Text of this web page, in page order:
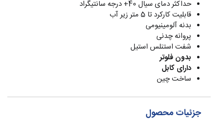
حداکثر دمای سیال 40+ درجه سانتیگراد
قابلیت کارکرد تا 5 متر زیر آب
بدنه آلومینیومی
پروانه چدنی
شفت استنلس استیل
بدون فلوتر
دارای کابل
ساخت چین
جزئیات محصول